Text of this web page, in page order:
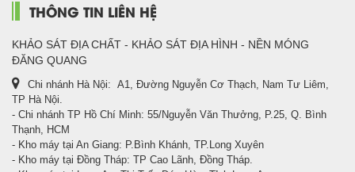
THÔNG TIN LIÊN HỆ
KHẢO SÁT ĐỊA CHẤT - KHẢO SÁT ĐỊA HÌNH - NỀN MÓNG
ĐĂNG QUANG
Chi nhánh Hà Nội: A1, Đường Nguyễn Cơ Thạch, Nam Tư Liêm,
TP Hà Nội.
- Chi nhánh TP Hồ Chí Minh: 55/Nguyễn Văn Thưởng, P.25, Q. Bình
Thạnh, HCM
- Kho máy tại An Giang: P.Bình Khánh, TP.Long Xuyên
- Kho máy tại Đồng Tháp: TP Cao Lãnh, Đồng Tháp.